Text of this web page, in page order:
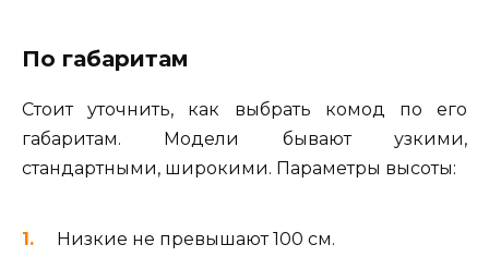
По габаритам
Стоит уточнить, как выбрать комод по его
габаритам. Модели бывают узкими,
стандартными, широкими. Параметры высоты:
Низкие не превышают 100 см.